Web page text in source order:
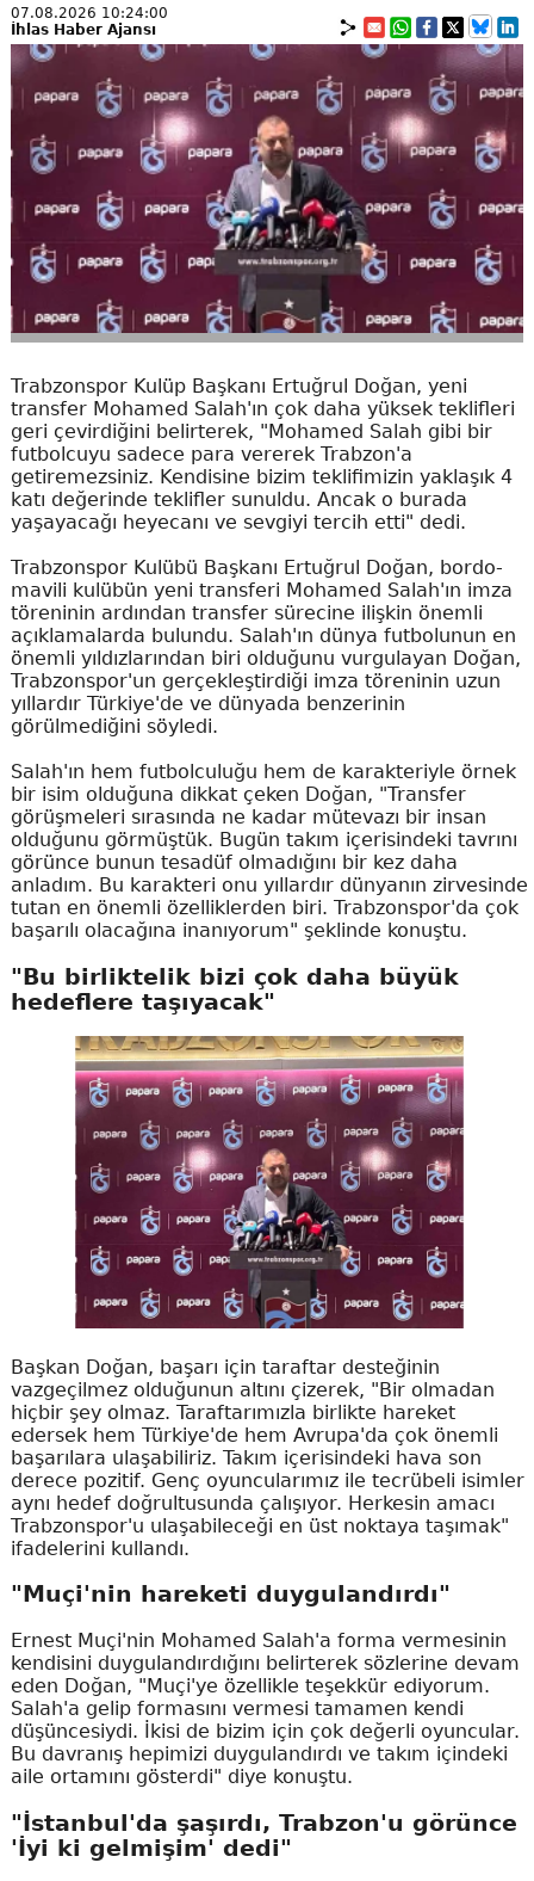
07.08.2026 10:24:00
İhlas Haber Ajansı
Trabzonspor Kulüp Başkanı Ertuğrul Doğan, yeni
transfer Mohamed Salah'ın çok daha yüksek teklifleri
geri çevirdiğini belirterek, "Mohamed Salah gibi bir
futbolcuyu sadece para vererek Trabzon'a
getiremezsiniz. Kendisine bizim teklifimizin yaklaşık 4
katı değerinde teklifler sunuldu. Ancak o burada
yaşayacağı heyecanı ve sevgiyi tercih etti" dedi.
Trabzonspor Kulübü Başkanı Ertuğrul Doğan, bordo-
mavili kulübün yeni transferi Mohamed Salah'ın imza
töreninin ardından transfer sürecine ilişkin önemli
açıklamalarda bulundu. Salah'ın dünya futbolunun en
önemli yıldızlarından biri olduğunu vurgulayan Doğan,
Trabzonspor'un gerçekleştirdiği imza töreninin uzun
yıllardır Türkiye'de ve dünyada benzerinin
görülmediğini söyledi.
Salah'ın hem futbolculuğu hem de karakteriyle örnek
bir isim olduğuna dikkat çeken Doğan, "Transfer
görüşmeleri sırasında ne kadar mütevazı bir insan
olduğunu görmüştük. Bugün takım içerisindeki tavrını
görünce bunun tesadüf olmadığını bir kez daha
anladım. Bu karakteri onu yıllardır dünyanın zirvesinde
tutan en önemli özelliklerden biri. Trabzonspor'da çok
başarılı olacağına inanıyorum" şeklinde konuştu.
"Bu birliktelik bizi çok daha büyük
hedeflere taşıyacak"
Başkan Doğan, başarı için taraftar desteğinin
vazgeçilmez olduğunun altını çizerek, "Bir olmadan
hiçbir şey olmaz. Taraftarımızla birlikte hareket
edersek hem Türkiye'de hem Avrupa'da çok önemli
başarılara ulaşabiliriz. Takım içerisindeki hava son
derece pozitif. Genç oyuncularımız ile tecrübeli isimler
aynı hedef doğrultusunda çalışıyor. Herkesin amacı
Trabzonspor'u ulaşabileceği en üst noktaya taşımak"
ifadelerini kullandı.
"Muçi'nin hareketi duygulandırdı"
Ernest Muçi'nin Mohamed Salah'a forma vermesinin
kendisini duygulandırdığını belirterek sözlerine devam
eden Doğan, "Muçi'ye özellikle teşekkür ediyorum.
Salah'a gelip formasını vermesi tamamen kendi
düşüncesiydi. İkisi de bizim için çok değerli oyuncular.
Bu davranış hepimizi duygulandırdı ve takım içindeki
aile ortamını gösterdi" diye konuştu.
"İstanbul'da şaşırdı, Trabzon'u görünce
'İyi ki gelmişim' dedi"